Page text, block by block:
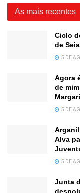
As mais recentes
Ciclo
de
5 DE
Agora
de
5 DE
Alva
5 DE
Junta